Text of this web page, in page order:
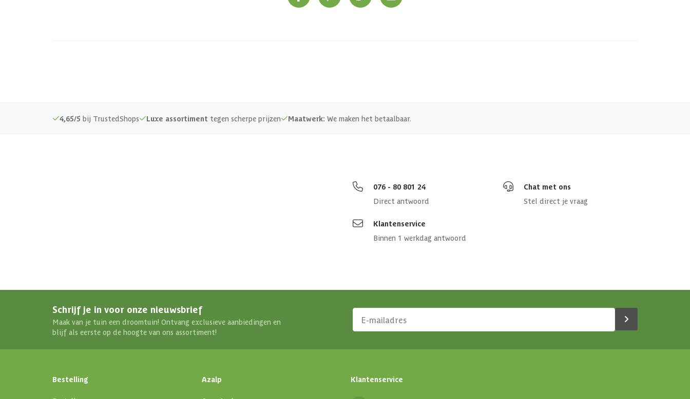
4,65/5 bij TrustedShops Luxe assortiment tegen scherpe prijzen Maatwerk: We maken het betaalbaar.
076 - 80 801 24
Direct antwoord
Chat met ons
Stel direct je vraag
Klantenservice
Binnen 1 werkdag antwoord
Schrijf je in voor onze nieuwsbrief
Maak van je tuin een droomtuin! Ontvang exclusieve aanbiedingen en
blijf als eerste op de hoogte van ons assortiment!
Bestelling Azalp Klantenservice